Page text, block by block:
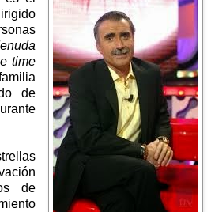
time
de
de